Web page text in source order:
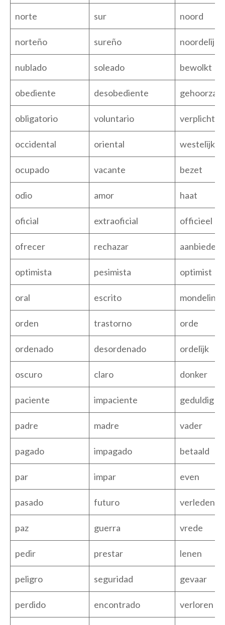
norte sur noord
norteño sureño noordelijk
nublado soleado bewolkt
obediente desobediente
obligatorio voluntario verplicht
occidental oriental westelijk
ocupado vacante bezet
odio amor haat
oficial extraoficial officieel
ofrecer rechazar aanbieden
optimista pesimista optimist
oral escrito mondeling
orden trastorno orde
ordenado desordenado ordelijk
oscuro claro donker
paciente impaciente geduldig
padre madre vader
pagado impagado betaald
par impar even
pasado futuro verleden
paz guerra vrede
pedir prestar lenen
peligro seguridad gevaar
perdido encontrado verloren